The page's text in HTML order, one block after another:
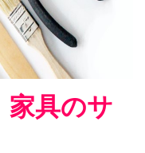
家具のサ